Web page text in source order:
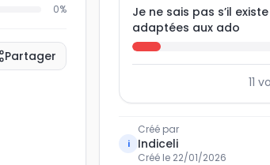
0%
Partager
Je ne sais pas s’il
adaptées aux ado
11
i
Créé par
Indiceli
Créé le 22/01/2026